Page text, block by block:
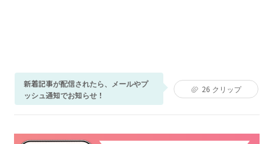
新着記事が配信されたら、メールやプ
ッシュ通知でお知らせ！
26 クリップ